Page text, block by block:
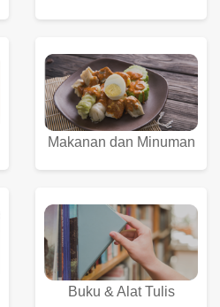
Makanan dan Minuman
Buku & Alat Tulis